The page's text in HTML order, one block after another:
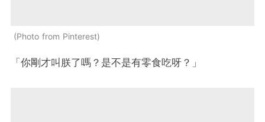
Photo from Pinterest
「你剛才叫朕了嗎？是不是有零食吃呀？」